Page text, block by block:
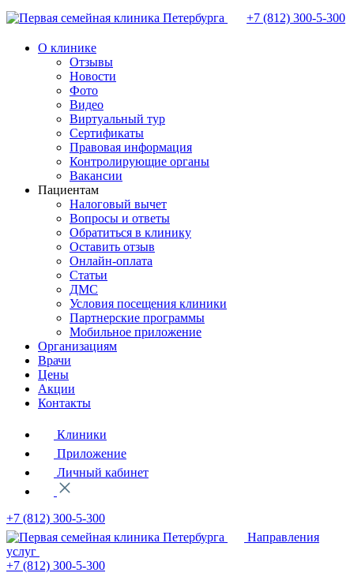
+7 (812) 300-5-300
О клинике
Отзывы
Новости
Фото
Видео
Виртуальный тур
Сертификаты
Правовая информация
Контролирующие органы
Вакансии
Пациентам
Налоговый вычет
Вопросы и ответы
Обратиться в клинику
Оставить отзыв
Онлайн-оплата
Статьи
ДМС
Условия посещения клиники
Партнерские программы
Мобильное приложение
Организациям
Врачи
Цены
Акции
Контакты
Клиники
Приложение
Личный кабинет
+7 (812) 300-5-300
Направления
услуг
+7 (812) 300-5-300